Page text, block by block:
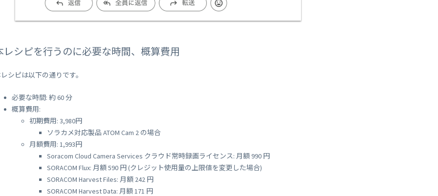
レシピを行うのに必要な時間、概算費用
シピは以下の通りです。
必要な時間: 約 60 分
概算費用:
初期費用: 3,980円
ソラカメ対応製品 ATOM Cam 2 の場合
月額費用: 1,993円
Soracom Cloud Camera Services クラウド常時録画ライセンス: 月額 990 円
SORACOM Flux: 月額 590 円 (クレジット使用量の上限値を変更した場合)
SORACOM Harvest Files: 月額 242 円
SORACOM Harvest Data: 月額 171 円